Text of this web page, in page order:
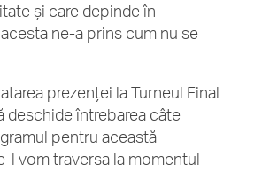
și care depinde în
ne-a prins cum nu se
prezenței la Turneul Final
deschide întrebarea câte
pentru această
l vom traversa la momentul